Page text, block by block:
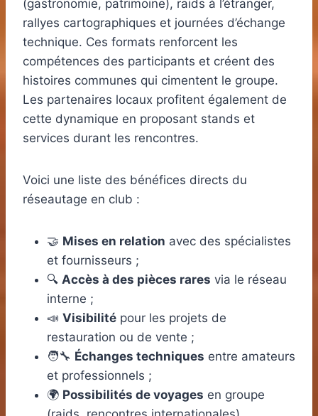
(gastronomie, patrimoine), raids à l’étranger,
rallyes cartographiques et journées d’échange
technique. Ces formats renforcent les
compétences des participants et créent des
histoires communes qui cimentent le groupe.
Les partenaires locaux profitent également de
cette dynamique en proposant stands et
services durant les rencontres.
Voici une liste des bénéfices directs du
réseautage en club :
🤝 Mises en relation avec des spécialistes
et fournisseurs ;
🔍 Accès à des pièces rares via le réseau
interne ;
📣 Visibilité pour les projets de
restauration ou de vente ;
🧑‍🔧 Échanges techniques entre amateurs
et professionnels ;
🌍 Possibilités de voyages en groupe